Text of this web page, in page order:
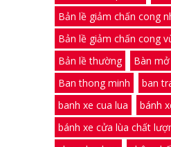
Bản lề giảm chấn cong
Bản lề giảm chấn cong
Bản lề thường
Bàn
Ban thong minh
ban
banh xe cua lua
bánh
bánh xe cửa lùa chất